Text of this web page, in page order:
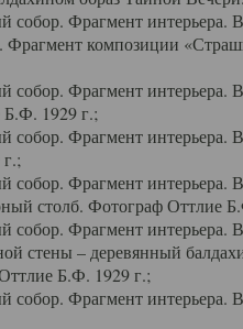
Фрагмент интерьера.
Фрагмент композиции
Фрагмент интерьера.
Б.Ф. 1929 г.;
Фрагмент интерьера.
Фрагмент интерьера.
столб. Фотограф Оттлие
Фрагмент интерьера.
стены – деревянный
Б.Ф. 1929 г.;
Фрагмент интерьера.